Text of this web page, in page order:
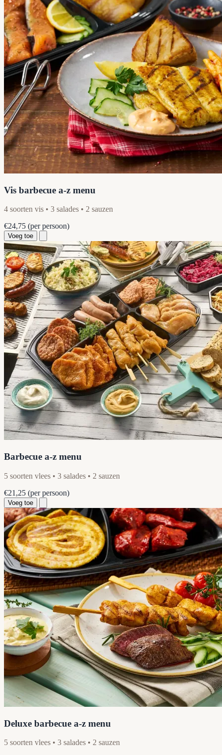
Vis barbecue a-z menu
4 soorten vis • 3 salades • 2 sauzen
€24,75 (per persoon)
Voeg toe
Barbecue a-z menu
5 soorten vlees • 3 salades • 2 sauzen
€21,25 (per persoon)
Voeg toe
Deluxe barbecue a-z menu
5 soorten vlees • 3 salades • 2 sauzen